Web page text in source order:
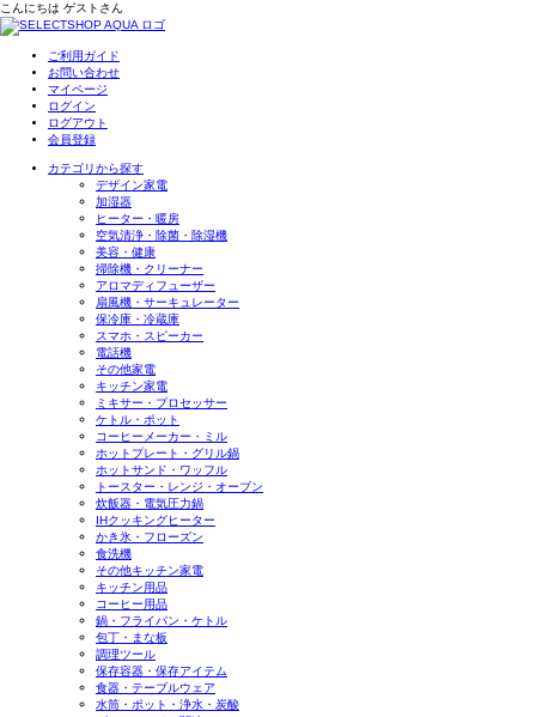
こんにちは ゲスト さん
ご利用ガイド
お問い合わせ
マイページ
ログイン
ログアウト
会員登録
カテゴリから探す
デザイン家電
加湿器
ヒーター・暖房
空気清浄・除菌・除湿機
美容・健康
掃除機・クリーナー
アロマディフューザー
扇風機・サーキュレーター
保冷庫・冷蔵庫
スマホ・スピーカー
電話機
その他家電
キッチン家電
ミキサー・プロセッサー
ケトル・ポット
コーヒーメーカー・ミル
ホットプレート・グリル鍋
ホットサンド・ワッフル
トースター・レンジ・オーブン
炊飯器・電気圧力鍋
IHクッキングヒーター
かき氷・フローズン
食洗機
その他キッチン家電
キッチン用品
コーヒー用品
鍋・フライパン・ケトル
包丁・まな板
調理ツール
保存容器・保存アイテム
食器・テーブルウェア
水筒・ポット・浄水・炭酸